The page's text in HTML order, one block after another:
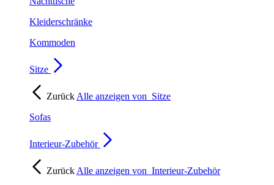
Kleiderschränke
Kommoden
Sitze
Zurück Alle anzeigen von Sitze
Sofas
Interieur-Zubehör
Zurück Alle anzeigen von Interieur-Zubehör